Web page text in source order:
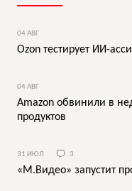
04 АВГ
Ozon тестирует ИИ-
04 АВГ
Amazon обвинили в
продуктов
31 ИЮЛ 3
«М.Видео» запустит